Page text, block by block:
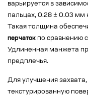
варьируется в
пальцах, 0.28 ± 0.03
Такая толщина
перчаток по сравнению
Удлиненная манжета
предплечья.
Для улучшения
текстурированную